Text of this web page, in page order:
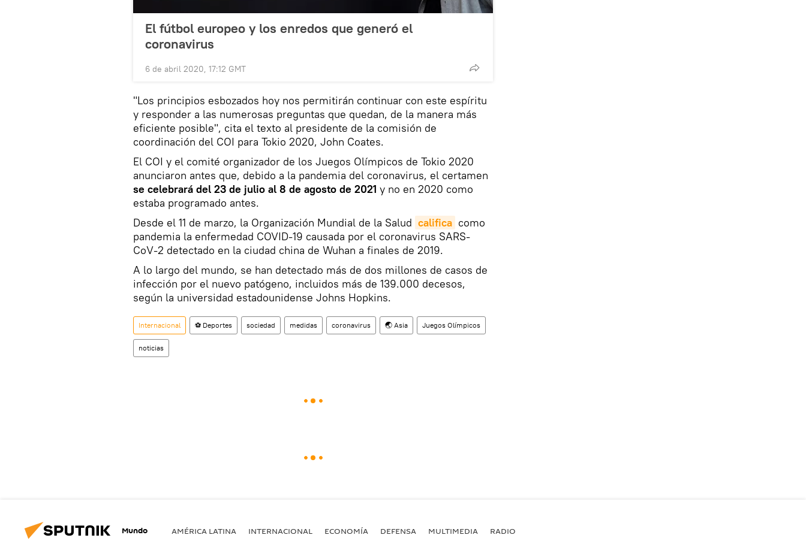
El fútbol europeo y los enredos que generó el
coronavirus
6 de abril 2020, 17:12 GMT
"Los principios esbozados hoy nos permitirán continuar con este espíritu
y responder a las numerosas preguntas que quedan, de la manera más
eficiente posible", cita el texto al presidente de la comisión de
coordinación del COI para Tokio 2020, John Coates.
El COI y el comité organizador de los Juegos Olímpicos de Tokio 2020
anunciaron antes que, debido a la pandemia del coronavirus, el certamen
se celebrará del 23 de julio al 8 de agosto de 2021 y no en 2020 como
estaba programado antes.
Desde el 11 de marzo, la Organización Mundial de la Salud califica como
pandemia la enfermedad COVID-19 causada por el coronavirus SARS-
CoV-2 detectado en la ciudad china de Wuhan a finales de 2019.
A lo largo del mundo, se han detectado más de dos millones de casos de
infección por el nuevo patógeno, incluidos más de 139.000 decesos,
según la universidad estadounidense Johns Hopkins.
Internacional ⚽ Deportes sociedad medidas coronavirus 🌏 Asia Juegos Olímpicos
noticias
Mundo AMÉRICA LATINA INTERNACIONAL ECONOMÍA DEFENSA MULTIMEDIA RADIO